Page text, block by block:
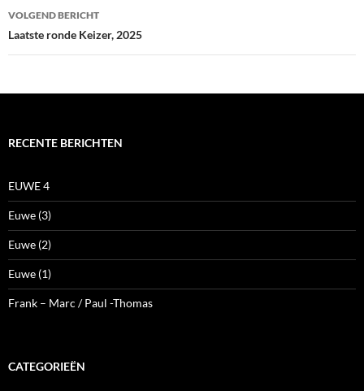
VOLGEND BERICHT
Laatste ronde Keizer, 2025
RECENTE BERICHTEN
EUWE 4
Euwe (3)
Euwe (2)
Euwe (1)
Frank – Marc / Paul -Thomas
CATEGORIEËN